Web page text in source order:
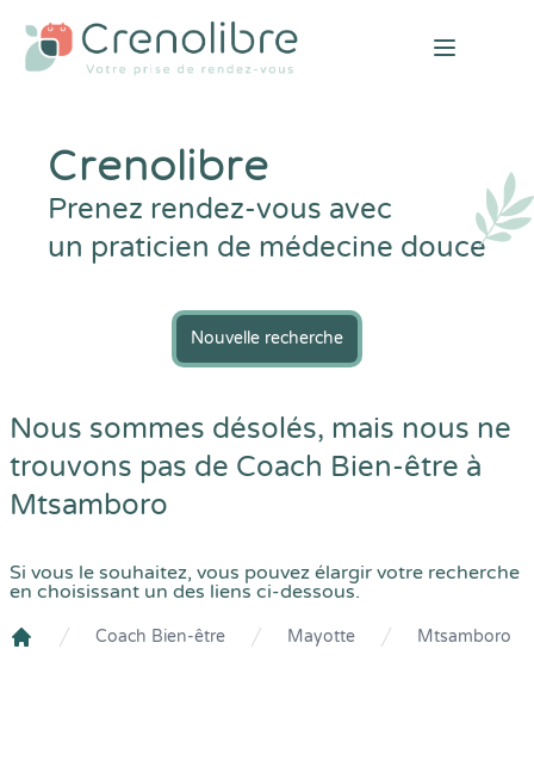
Open
Crenolibre
Prenez rendez-vous avec
un praticien de médecine douce
Nouvelle recherche
Nous sommes désolés, mais nous ne
trouvons pas de Coach Bien-être à
Mtsamboro
Si vous le souhaitez, vous pouvez élargir votre recherche
en choisissant un des liens ci-dessous.
Coach Bien-être Mayotte Mtsamboro